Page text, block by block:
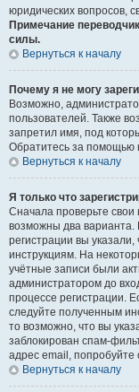
юридических вопросов,
Примечание
силы.
Вернуться к началу
Почему я не могу
Возможно,
пользователей. Также
запретил имя, под
Обратитесь за помощью
Вернуться к началу
Я только что
Сначала проверьте
возможны два варианта.
регистрации вы
инструкциям. На
учётные записи были
администратором до
процессе регистрации.
следуйте полученным
то возможно, что вы
заблокирован спам-
адрес email, попробуйте
Вернуться к началу